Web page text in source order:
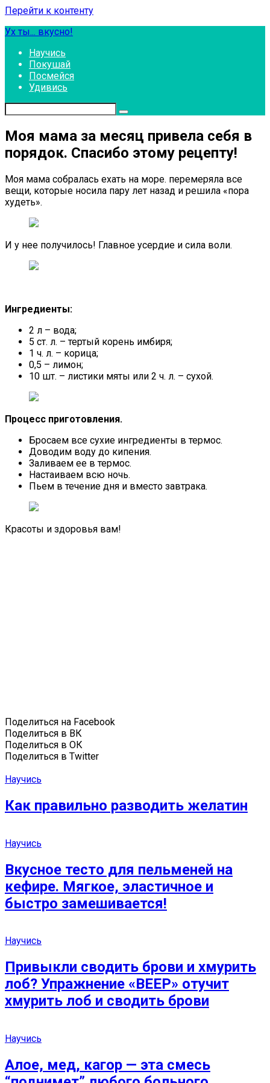
Перейти к контенту
Ух ты... вкусно!
Научись
Покушай
Посмейся
Удивись
Моя мама за месяц привела себя в
порядок. Спасибо этому рецепту!
Моя мама собралась ехать на море. перемеряла все
вещи, которые носила пару лет назад и решила «пора
худеть».
И у нее получилось! Главное усердие и сила воли.
Ингредиенты:
2 л – вода;
5 ст. л. – тертый корень имбиря;
1 ч. л. – корица;
0,5 – лимон;
10 шт. – листики мяты или 2 ч. л. – сухой.
Процесс приготовления.
Бросаем все сухие ингредиенты в термос.
Доводим воду до кипения.
Заливаем ее в термос.
Настаиваем всю ночь.
Пьем в течение дня и вместо завтрака.
Красоты и здоровья вам!
Поделиться на Facebook
Поделиться в ВК
Поделиться в ОК
Поделиться в Twitter
Научись
Как правильно разводить желатин
Научись
Вкусное тесто для пельменей на
кефире. Мягкое, эластичное и
быстро замешивается!
Научись
Привыкли сводить брови и хмурить
лоб? Упражнение «ВЕЕР» отучит
хмурить лоб и сводить брови
Научись
Алое, мед, кагор — эта смесь